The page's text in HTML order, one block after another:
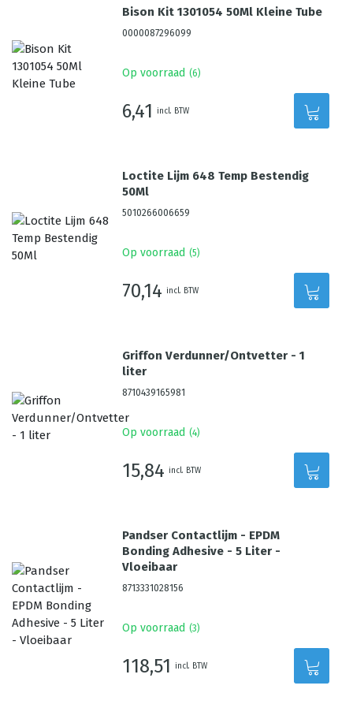
Bison Kit 1301054 50Ml Kleine Tube
0000087296099
Op voorraad (6)
6,41 incl. BTW
Loctite Lijm 648 Temp Bestendig
50Ml
5010266006659
Op voorraad (5)
70,14 incl. BTW
Griffon Verdunner/Ontvetter - 1
liter
8710439165981
Op voorraad (4)
15,84 incl. BTW
Pandser Contactlijm - EPDM
Bonding Adhesive - 5 Liter -
Vloeibaar
8713331028156
Op voorraad (3)
118,51 incl. BTW